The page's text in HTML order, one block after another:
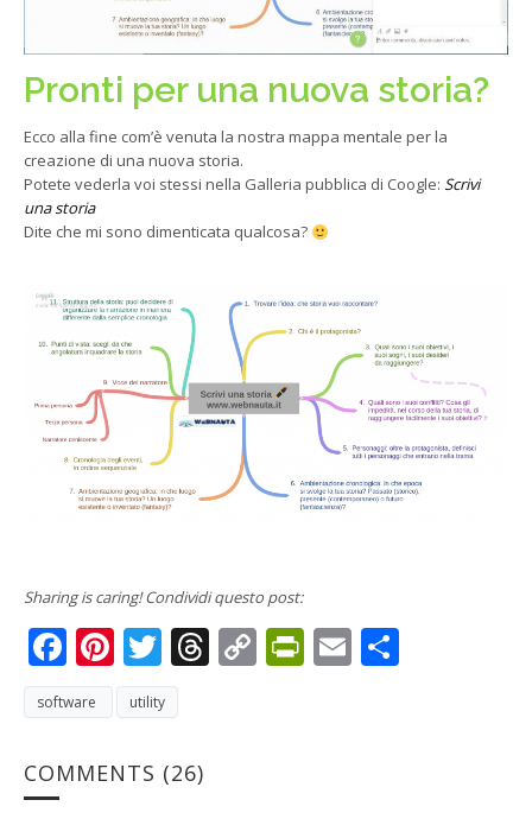
Pronti per una nuova storia?
Ecco alla fine com’è venuta la nostra mappa mentale per la
creazione di una nuova storia.
Potete vederla voi stessi nella Galleria pubblica di Coogle: Scrivi
una storia
Dite che mi sono dimenticata qualcosa?
Sharing is caring! Condividi questo post:
Facebook
Pinterest
Twitter
Threads
CopyPrintFriendly
Email
software utility
COMMENTS (26)